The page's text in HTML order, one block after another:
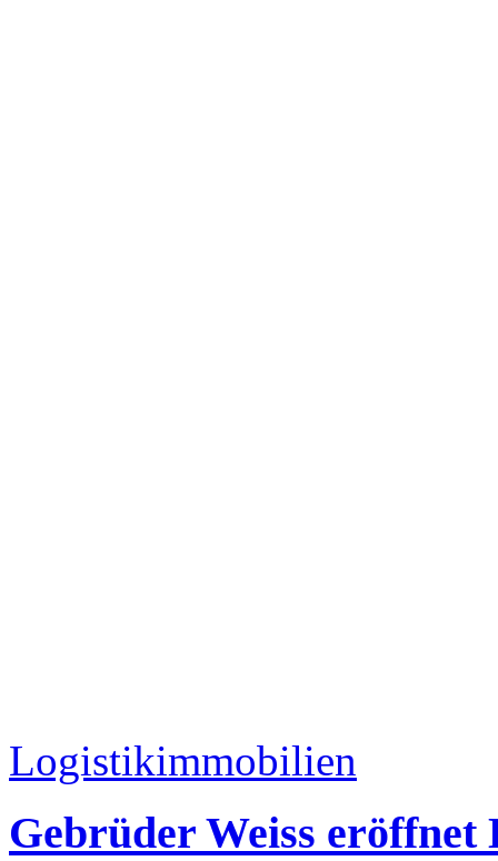
Logistikimmobilien
Gebrüder Weiss